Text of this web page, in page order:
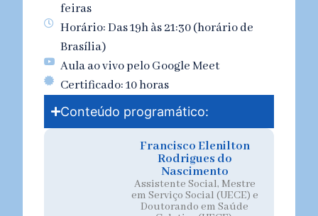
feiras
Horário: Das 19h às 21:30 (horário de
Brasília)
Aula ao vivo pelo Google Meet
Certificado: 10 horas
Conteúdo programático:
Francisco Elenilton
Rodrigues do
Nascimento
Assistente Social, Mestre
em Serviço Social (UECE) e
Doutorando em Saúde